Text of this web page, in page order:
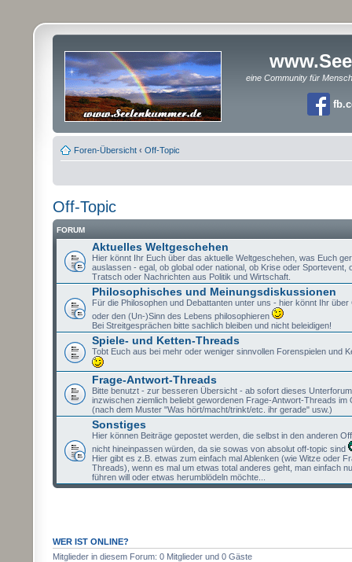
eine Community für
Foren-Übersicht ‹ Off-Topic
Off-Topic
FORUM
Aktuelles Weltgeschehen
Hier könnt Ihr Euch über das aktuelle Weltgeschehen, was Euch
auslassen - egal, ob global oder national, ob Krise oder Sportevent,
Tratsch oder Nachrichten aus Politik und Wirtschaft.
Philosophisches und Meinungsdiskussionen
Für die Philosophen und Debattanten unter uns - hier könnt Ihr über
oder den (Un-)Sinn des Lebens philosophieren
Bei Streitgesprächen bitte sachlich bleiben und nicht beleidigen!
Spiele- und Ketten-Threads
Tobt Euch aus bei mehr oder weniger sinnvollen Forenspielen und
Frage-Antwort-Threads
Bitte benutzt - zur besseren Übersicht - ab sofort dieses
inzwischen ziemlich beliebt gewordenen Frage-Antwort-Threads im
(nach dem Muster "Was hört/macht/trinkt/etc. ihr gerade" usw.)
Sonstiges
Hier können Beiträge gepostet werden, die selbst in den anderen
nicht hineinpassen würden, da sie sowas von absolut off-topic sind
Hier gibt es z.B. etwas zum einfach mal Ablenken (wie Witze oder
Threads), wenn es mal um etwas total anderes geht, man einfach
führen will oder etwas herumblödeln möchte...
WER IST ONLINE?
Mitglieder in diesem Forum: 0 Mitglieder und 0 Gäste